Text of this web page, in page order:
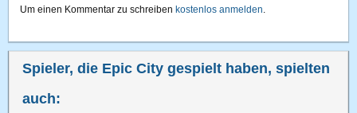
Um einen Kommentar zu schreiben kostenlos anmelden.
Spieler, die Epic City gespielt haben, spielten
auch: